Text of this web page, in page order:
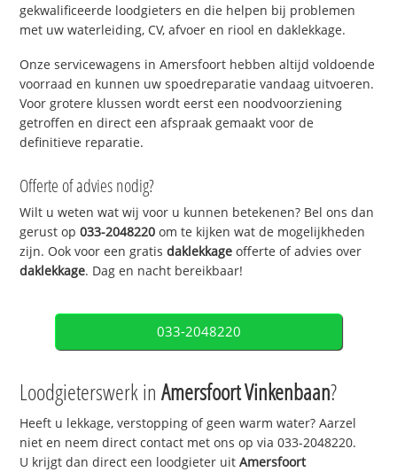
gekwalificeerde loodgieters en die helpen bij problemen
met uw waterleiding, CV, afvoer en riool en daklekkage.
Onze servicewagens in Amersfoort hebben altijd voldoende
voorraad en kunnen uw spoedreparatie vandaag uitvoeren.
Voor grotere klussen wordt eerst een noodvoorziening
getroffen en direct een afspraak gemaakt voor de
definitieve reparatie.
Offerte of advies nodig?
Wilt u weten wat wij voor u kunnen betekenen? Bel ons dan
gerust op033-2048220 om te kijken wat de mogelijkheden
zijn. Ook voor een gratisdaklekkage offerte of advies over
daklekkage. Dag en nacht bereikbaar!
033-2048220
Loodgieterswerk inAmersfoort Vinkenbaan?
Heeft u lekkage, verstopping of geen warm water? Aarzel
niet en neem direct contact met ons op via 033-2048220.
U krijgt dan direct een loodgieter uitAmersfoort